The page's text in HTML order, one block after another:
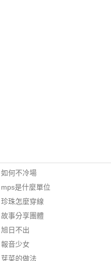
如何不冷場
mps是什麼單位
珍珠怎麼穿線
故事分享團體
旭日不出
報音少女
芽菜的做法